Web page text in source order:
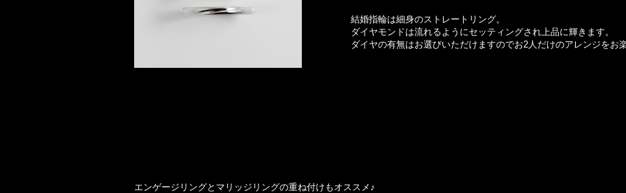
結婚指輪は細身のストレートリング。
ダイヤモンドは流れるようにセッティングされ上品に輝きます。
ダイヤの有無はお選びいただけますのでお2人だけのアレンジをお
エンゲージリングとマリッジリングの重ね付けもオススメ♪